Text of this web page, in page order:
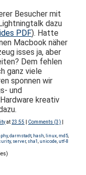
Besucher mit
dazu
PDF). Hatte
Macbook näher
isses ja, aber
Dem fehlen
ganz viele
sponnen wir
und
kreativ
at 23:55 Comments (3)
,darmstadt, hash linux, md5,
, server, sha1 unicode utf-8